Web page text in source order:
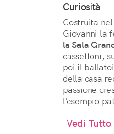
Curiosità
Costruita
Giovanni la
la Sala
cassettoni,
poi il
della casa
passione
l’esempio
Vedi Tutto